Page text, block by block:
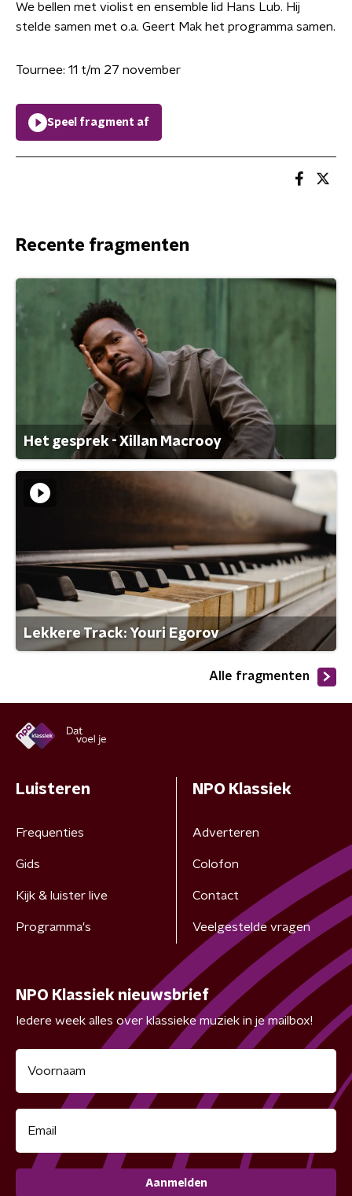
We bellen met violist en ensemble lid Hans Lub. Hij
stelde samen met o.a. Geert Mak het programma samen.
Tournee: 11 t/m 27 november
Speel fragment af
Recente fragmenten
Het gesprek - Xillan Macrooy
Lekkere Track: Youri Egorov
Alle fragmenten
Luisteren
Frequenties
Gids
Kijk & luister live
Programma's
NPO Klassiek
Adverteren
Colofon
Contact
Veelgestelde vragen
NPO Klassiek nieuwsbrief
Iedere week alles over klassieke muziek in je mailbox!
Aanmelden